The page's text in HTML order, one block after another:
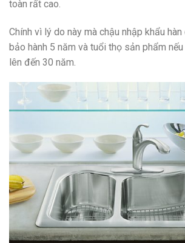
toàn rất cao.
Chính vì lý do này mà chậu nhập khẩu
bảo hành 5 năm và tuổi thọ sản phẩm
lên đến 30 năm.